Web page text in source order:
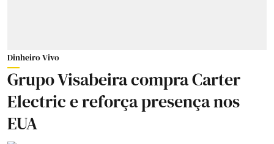
Dinheiro Vivo
Grupo Visabeira compra Carter
Electric e reforça presença nos
EUA